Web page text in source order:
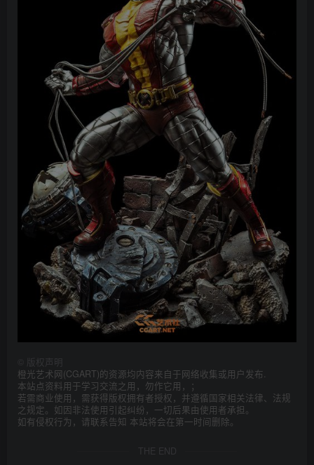
版权声明
橙光艺术网(CGART)的资源均内容来自于网络收集或用户发布.
本站点资料用于学习交流之用，勿作它用，；
若需商业使用，需获得版权拥有者授权，并遵循国家相关法律、法规
之规定。如因非法使用引起纠纷，一切后果由使用者承担。
如有侵权行为，请联系告知 本站将会在第一时间删除。
THE END